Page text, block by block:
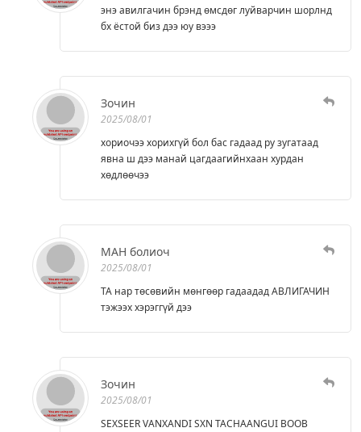
энэ авилгачин брэнд өмсдөг луйварчин шорлнд
бх ёстой биз дээ юу вэээ
Зочин
2025/08/01
хориочээ хорихгүй бол бас гадаад ру зугатаад
явна ш дээ манай цагдаагийнхаан хурдан
хөдлөөчээ
МАН болиоч
2025/08/01
ТА нар төсөвийн мөнгөөр гадаадад АВЛИГАЧИН
тэжээх хэрэггүй дээ
Зочин
2025/08/01
SEXSEER VANXANDI SXN TACHAANGUI BOOB